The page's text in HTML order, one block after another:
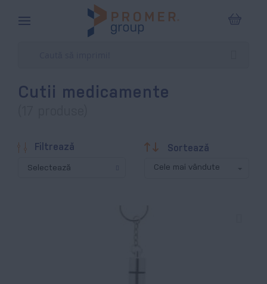
Cutii medicamente
Filtrează
Selectează
Sortează
Descendentă